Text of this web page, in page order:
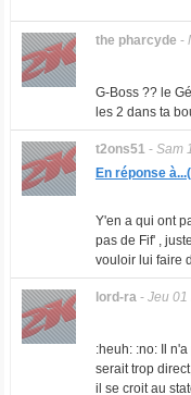
the pharcyde -
G-Boss ?? le
les 2 dans ta
t2ons51- Sam
En réponse
Y'en a qui ont
pas de Fif' ,
vouloir lui faire
lord-ra- Jeu 01
:heuh: :no: Il
serait trop
il se croit au